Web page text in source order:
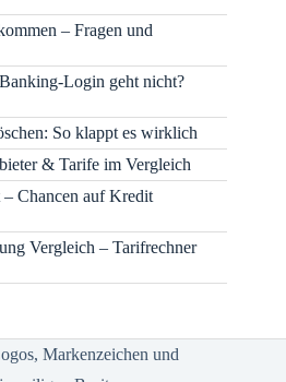
– Fragen und
Login geht nicht?
So klappt es wirklich
& Tarife im Vergleich
Chancen auf Kredit
Vergleich – Tarifrechner
Markenzeichen und